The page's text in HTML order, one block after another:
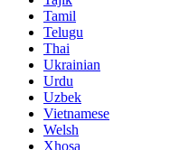
Tamil
Telugu
Thai
Ukrainian
Urdu
Uzbek
Vietnamese
Welsh
Xhosa